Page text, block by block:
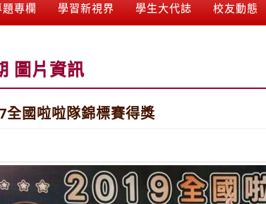
題專欄 學習新視界 學生大代誌 校友動態
圖片資訊
國啦啦隊錦標賽得獎